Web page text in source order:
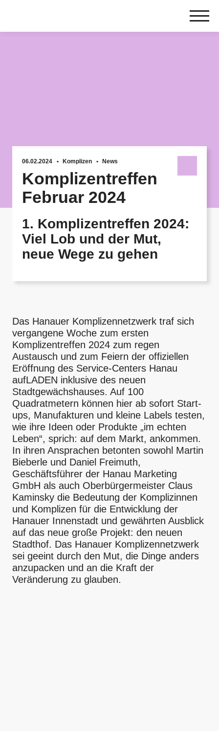
06.02.2024 Komplizen News
Komplizentreffen
Februar 2024
1. Komplizentreffen 2024:
Viel Lob und der Mut,
neue Wege zu gehen
Das Hanauer Komplizennetzwerk traf sich
vergangene Woche zum ersten
Komplizentreffen 2024 zum regen
Austausch und zum Feiern der offiziellen
Eröffnung des Service-Centers Hanau
aufLADEN inklusive des neuen
Stadtgewächshauses. Auf 100
Quadratmetern können hier ab sofort Start-
ups, Manufakturen und kleine Labels testen,
wie ihre Ideen oder Produkte „im echten
Leben“, sprich: auf dem Markt, ankommen.
In ihren Ansprachen betonten sowohl Martin
Bieberle und Daniel Freimuth,
Geschäftsführer der Hanau Marketing
GmbH als auch Oberbürgermeister Claus
Kaminsky die Bedeutung der Komplizinnen
und Komplizen für die Entwicklung der
Hanauer Innenstadt und gewährten Ausblick
auf das neue große Projekt: den neuen
Stadthof. Das Hanauer Komplizennetzwerk
sei geeint durch den Mut, die Dinge anders
anzupacken und an die Kraft der
Veränderung zu glauben.